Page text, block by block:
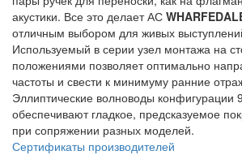
акустики. Все это делает АС
отличным выбором для живых
Используемый в серии узел монтажа на
положениями позволяет оптимально
частоты и свести к минимуму ранние
Эллиптические волноводы конфигурации
обеспечивают гладкое, предсказуемое
при сопряжении разных моделей.
Сертификаты производителей